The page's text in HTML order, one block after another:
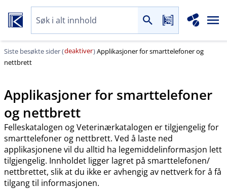
Siste besøkte sider (deaktiver)Applikasjoner for smarttelefoner og
nettbrett
Applikasjoner for smarttelefoner
og nettbrett
Felleskatalogen og Veterinærkatalogen er tilgjengelig for
smarttelefoner og nettbrett. Ved å laste ned
applikasjonene vil du alltid ha legemiddelinformasjon lett
tilgjengelig. Innholdet ligger lagret på smarttelefonen​/​
nettbrettet, slik at du ikke er avhengig av nettverk for å få
tilgang til informasjonen.